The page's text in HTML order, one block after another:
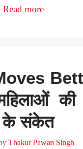
Read more
की
के संकेत
Thakur Pawan Singh